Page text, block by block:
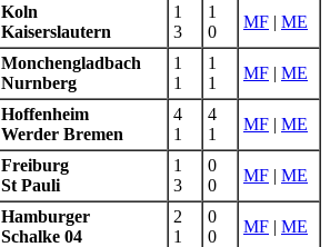
Koln
Kaiserslautern
1
3
1
0
MF | ME
Monchengladbach
Nurnberg
1
1
1
1
MF | ME
Hoffenheim
Werder Bremen
4
1
4
1
MF | ME
Freiburg
St Pauli
1
3
0
0
MF | ME
Hamburger
Schalke 04
2
1
0
0
MF | ME